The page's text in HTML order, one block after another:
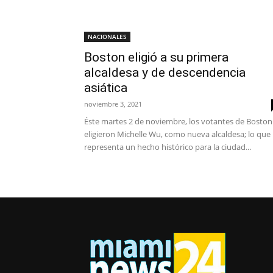
NACIONALES
Boston eligió a su primera
alcaldesa y de descendencia
asiática
noviembre 3, 2021
Éste martes 2 de noviembre, los votantes de Boston
eligieron Michelle Wu, como nueva alcaldesa; lo que
representa un hecho histórico para la ciudad...